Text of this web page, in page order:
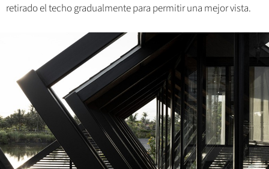
retirado el techo gradualmente para permitir una mejor vista.